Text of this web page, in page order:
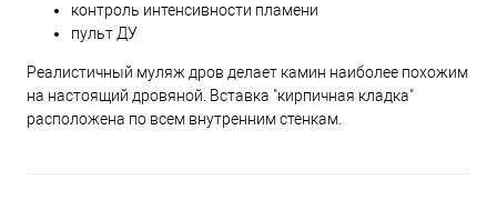
контроль интенсивности пламени
пульт ДУ
Реалистичный муляж дров делает камин наиболее похожим
на настоящий дровяной. Вставка "кирпичная кладка"
расположена по всем внутренним стенкам.